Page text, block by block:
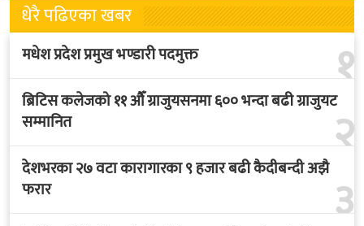
धेरै पढिएका खबर
१
मधेश प्रदेश प्रमुख भण्डारी पदमुक्त
२
ब्रिटिस कलेजको ११ औँ ग्राजुयसनमा ६०० भन्दा बढी ग्राजुयट
सम्मानित
३
देशभरका २७ वटा कारागारका ९ हजार बढी कैदीबन्दी अझै
फरार